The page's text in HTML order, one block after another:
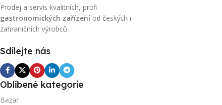
Prodej a servis kvalitních, profi
gastronomických zařízení od českých i
zahraničních výrobců.
Sdílejte nás
Oblíbené kategorie
Bazar